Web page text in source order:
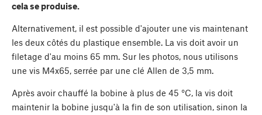
cela se produise.
Alternativement, il est possible d'ajouter une vis maintenant
les deux côtés du plastique ensemble. La vis doit avoir un
filetage d'au moins 65 mm. Sur les photos, nous utilisons
une vis M4x65, serrée par une clé Allen de 3,5 mm.
Après avoir chauffé la bobine à plus de 45 °C, la vis doit
maintenir la bobine jusqu'à la fin de son utilisation, sinon la